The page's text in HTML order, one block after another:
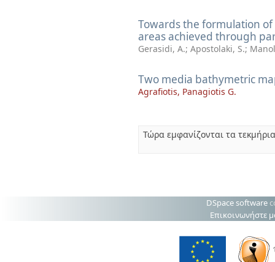
Towards the formulation
areas achieved through
Gerasidi, A.; Apostolaki, S.;
Two media bathymetric
Agrafiotis, Panagiotis G.
Τώρα εμφανίζονται τα
DSpace software
Επικοινωνήστε